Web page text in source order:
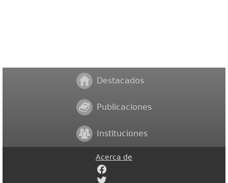
Destacados
Publicaciones
Instituciones
Acerca de